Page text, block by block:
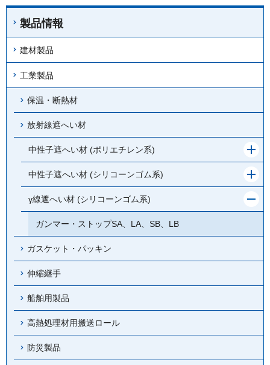
製品情報
建材製品
工業製品
保温・断熱材
放射線遮へい材
中性子遮へい材 (ポリエチレン系)
メ
ュ
ー
中性子遮へい材 (シリコーンゴム系)
メ
γ線遮へい材 (シリコーンゴム系)
メ
ガンマー・ストップSA、LA、SB、LB
ガスケット・パッキン
伸縮継手
船舶用製品
高熱処理材用搬送ロール
防災製品